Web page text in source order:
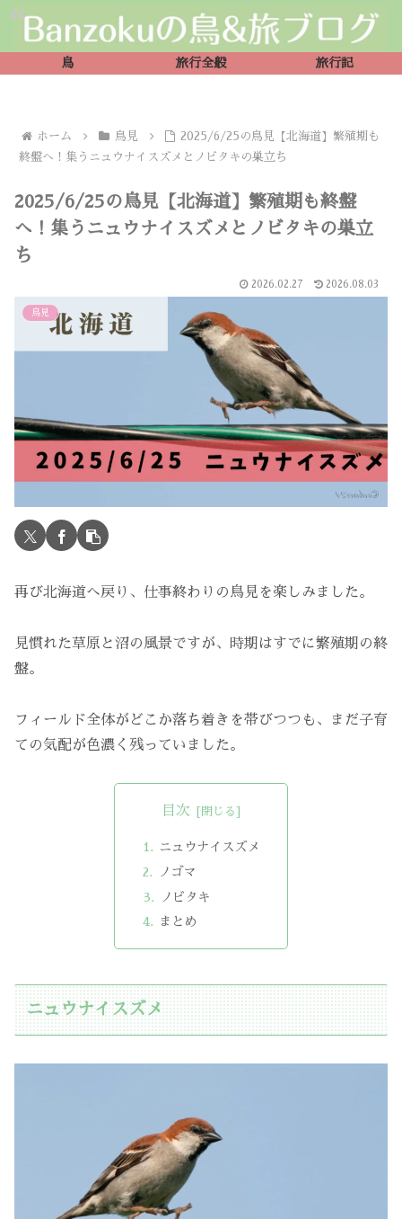
鳥 旅行全般 旅行記
ホーム 鳥見
2025/6/25の鳥見【北海道】繁殖期も
終盤へ！集うニュウナイスズメとノビタキの巣立ち
2025/6/25の鳥見【北海道】繁殖期も終盤
へ！集うニュウナイスズメとノビタキの巣立
ち
2026.02.27 2026.08.03
鳥見
再び北海道へ戻り、仕事終わりの鳥見を楽しみました。
見慣れた草原と沼の風景ですが、時期はすでに繁殖期の終
盤。
フィールド全体がどこか落ち着きを帯びつつも、まだ子育
ての気配が色濃く残っていました。
目次
ニュウナイスズメ
ノゴマ
ノビタキ
まとめ
ニュウナイスズメ